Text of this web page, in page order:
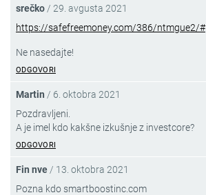
srečko / 29. avgusta 2021
https://safefreemoney.com/386/ntmgue2/#
Ne nasedajte!
ODGOVORI
Martin / 6. oktobra 2021
Pozdravljeni.
A je imel kdo kakšne izkušnje z investcore?
ODGOVORI
Fin nve / 13. oktobra 2021
Pozna kdo smartboostinc.com